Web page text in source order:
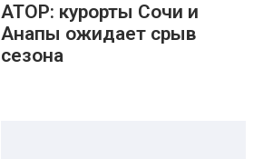
АТОР: курорты Сочи и
Анапы ожидает срыв
сезона